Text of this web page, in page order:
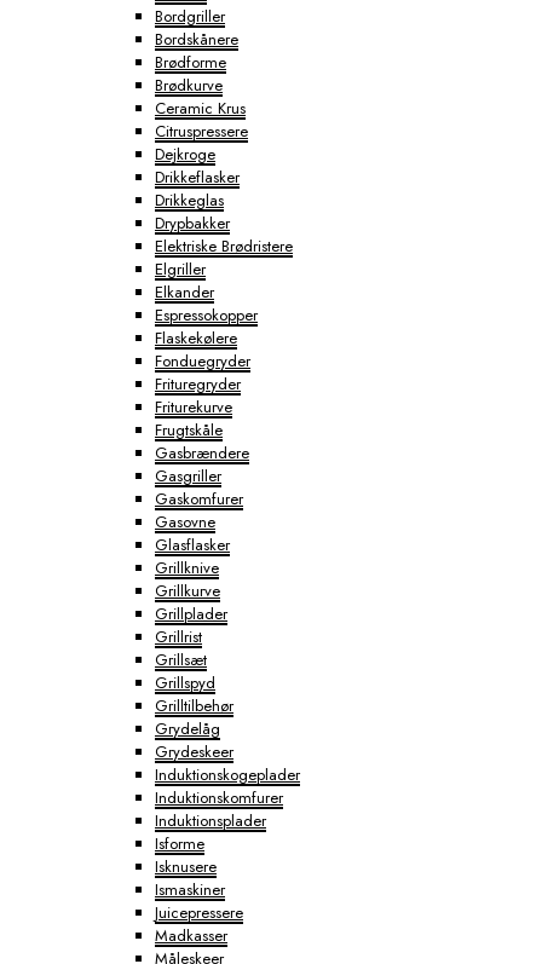
Bordgriller
Bordskånere
Brødforme
Brødkurve
Ceramic Krus
Citruspressere
Dejkroge
Drikkeflasker
Drikkeglas
Drypbakker
Elektriske Brødristere
Elgriller
Elkander
Espressokopper
Flaskekølere
Fonduegryder
Frituregryder
Friturekurve
Frugtskåle
Gasbrændere
Gasgriller
Gaskomfurer
Gasovne
Glasflasker
Grillknive
Grillkurve
Grillplader
Grillrist
Grillsæt
Grillspyd
Grilltilbehør
Grydelåg
Grydeskeer
Induktionskogeplader
Induktionskomfurer
Induktionsplader
Isforme
Isknusere
Ismaskiner
Juicepressere
Madkasser
Måleskeer